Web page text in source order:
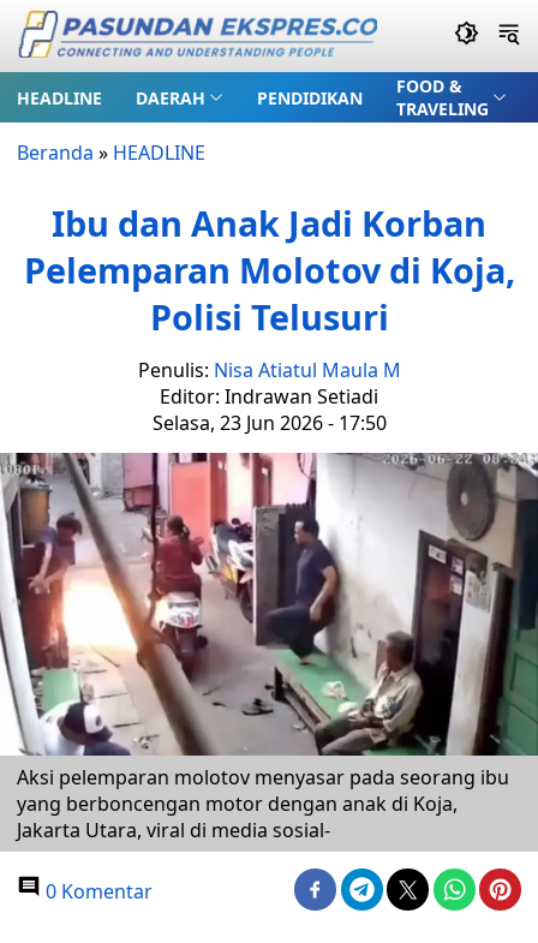
HEADLINE DAERAH PENDIDIKAN
FOOD &
TRAVELING
Beranda » HEADLINE
Ibu dan Anak Jadi Korban
Pelemparan Molotov di Koja,
Polisi Telusuri
Penulis: Nisa Atiatul Maula M
Editor: Indrawan Setiadi
Selasa, 23 Jun 2026 - 17:50
Aksi pelemparan molotov menyasar pada seorang ibu
yang berboncengan motor dengan anak di Koja,
Jakarta Utara, viral di media sosial-
0 Komentar